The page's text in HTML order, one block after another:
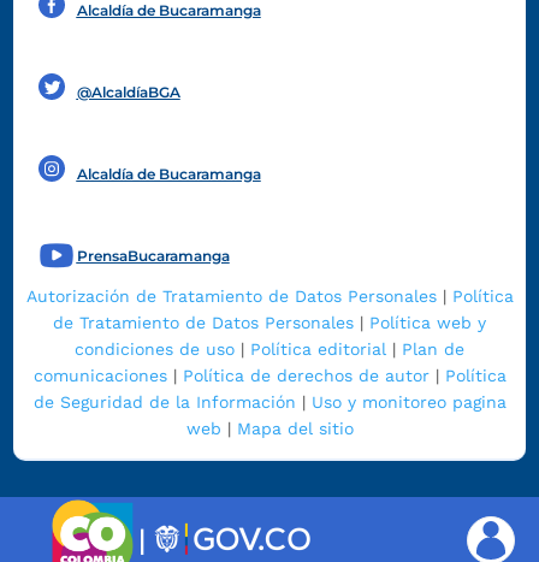
Alcaldía de Bucaramanga
@AlcaldíaBGA
Alcaldía de Bucaramanga
PrensaBucaramanga
Autorización de Tratamiento de Datos Personales| Política
de Tratamiento de Datos Personales | Política web y
condiciones de uso | Política editorial | Plan de
comunicaciones| Política de derechos de autor| Política
de Seguridad de la Información | Uso y monitoreo pagina
web | Mapa del sitio
|